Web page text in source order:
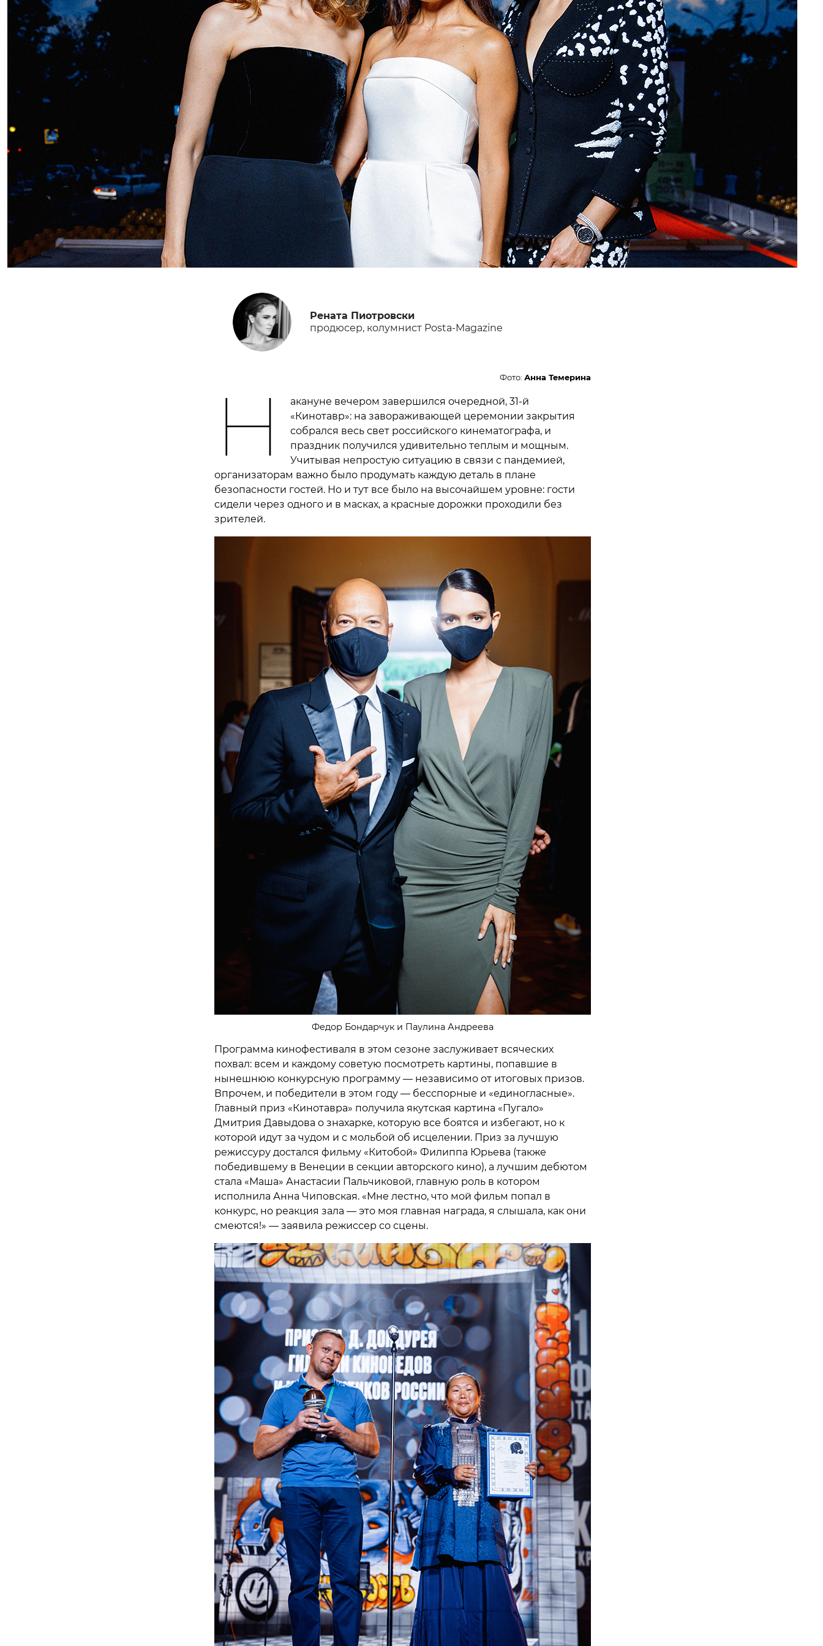
Рената Пиотровски
продюсер, колумнист Posta-Magazine
Фото: Анна Темерина
Н
акануне вечером завершился очередной, 31-й
«Кинотавр»: на завораживающей церемонии закрытия
собрался весь свет российского кинематографа, и
праздник получился удивительно теплым и мощным.
Учитывая непростую ситуацию в связи с пандемией,
организаторам важно было продумать каждую деталь в плане
безопасности гостей. Но и тут все было на высочайшем уровне: гости
сидели через одного и в масках, а красные дорожки проходили без
зрителей.
Федор Бондарчук и Паулина Андреева
Программа кинофестиваля в этом сезоне заслуживает всяческих
похвал: всем и каждому советую посмотреть картины, попавшие в
нынешнюю конкурсную программу — независимо от итоговых призов.
Впрочем, и победители в этом году — бесспорные и «единогласные».
Главный приз «Кинотавра» получила якутская картина «Пугало»
Дмитрия Давыдова о знахарке, которую все боятся и избегают, но к
которой идут за чудом и с мольбой об исцелении. Приз за лучшую
режиссуру достался фильму «Китобой» Филиппа Юрьева (также
победившему в Венеции в секции авторского кино), а лучшим дебютом
стала «Маша» Анастасии Пальчиковой, главную роль в котором
исполнила Анна Чиповская. «Мне лестно, что мой фильм попал в
конкурс, но реакция зала — это моя главная награда, я слышала, как они
смеются!» — заявила режиссер со сцены.